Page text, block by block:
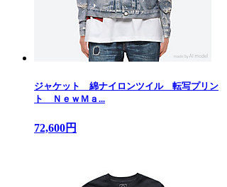
ジャケット 綿ナイロンツイル 転写プリン
ト ＮｅｗＭａ...
72,600円